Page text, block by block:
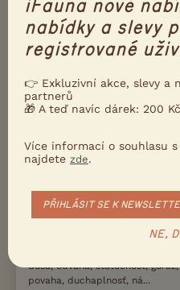
Litice (Plzeň 6-Litice), okr.
duša, odvaha, statočnosť,
povaha, duchaplnosť, ná...
iFauna nově
nabídky a slevy
registrované
👉 Exkluzivní akce, slevy a
partnerů
🎁 A teď navíc dárek: 200
Více informací o souhlasu
najdete zde.
PŘIHLÁSIT SE K
NE,